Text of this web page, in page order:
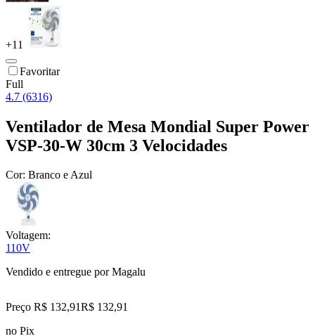
+11
Favoritar
Full
4.7 (6316)
Ventilador de Mesa Mondial Super Power
VSP-30-W 30cm 3 Velocidades
Cor: Branco e Azul
Voltagem:
110V
Vendido e entregue por Magalu
Preço R$ 132,91R$ 132,91
no Pix